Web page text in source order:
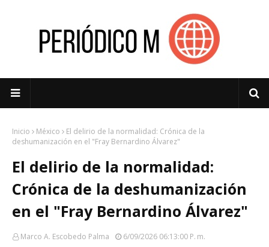
Inicio México
El delirio de la normalidad: Crónica de la
deshumanización en el "Fray Bernardino Álvarez"
El delirio de la normalidad:
Crónica de la deshumanización
en el "Fray Bernardino Álvarez"
Marco A. Escobedo Palma 6/09/2026 06:13:00 P. M.